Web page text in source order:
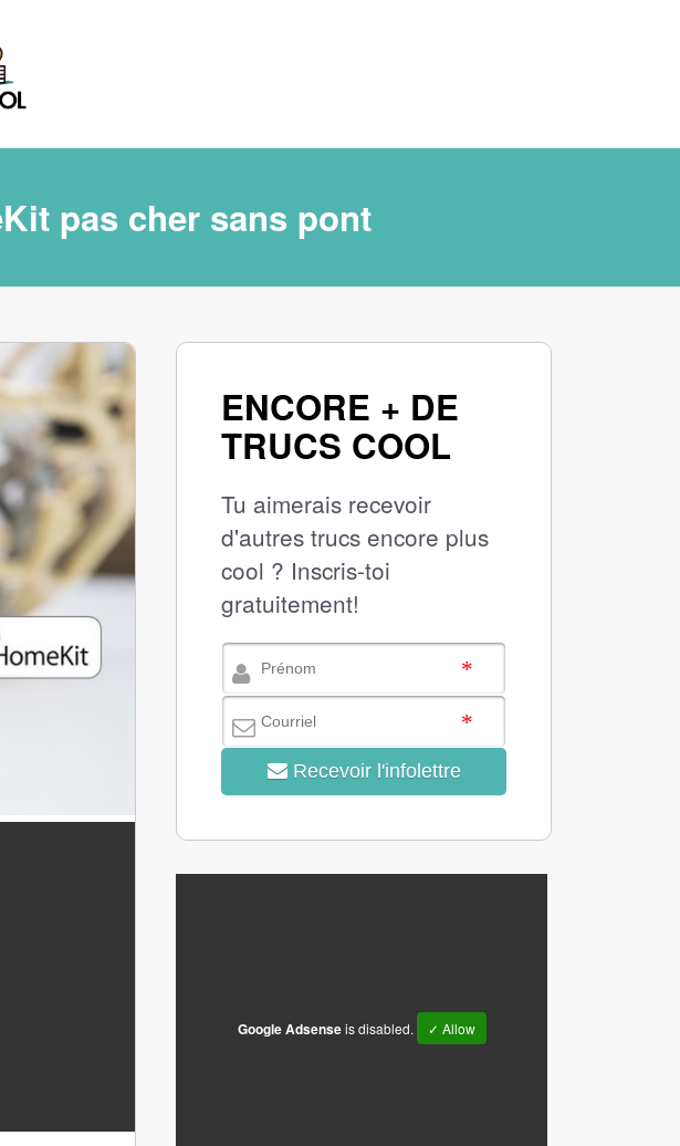
pas cher sans pont
ENCORE + DE
TRUCS COOL
Tu aimerais recevoir
d'autres trucs encore plus
cool ? Inscris-toi
gratuitement!
Recevoir l'infolettre
Google Adsenseis disabled. ✓ Allow